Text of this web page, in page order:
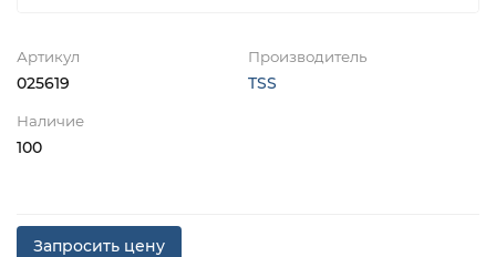
Артикул
025619
Производитель
TSS
Наличие
100
Запросить цену